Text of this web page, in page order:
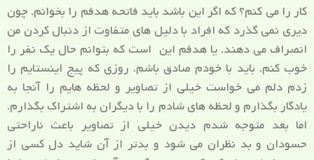
کار را می کنم؟ که اگر این باشد باید فاتحه هدفم را بخوانم. چون
دیری نمی گذرد که افراد با دلیل های متفاوت از دنبال کردن من
انصراف می دهند. یا هدفم این است که بتوانم حال یک نفر را
خوب کنم. باید با خودم صادق باشم. روزی که پیج اینستایم را
زدم دلم می خواست خیلی از تصاویر و لحظه هایم را آنجا به
یادگار بگذارم و لحظه های شادم را با دیگران به اشتراک بگذارم.
اما بعد متوجه شدم دیدن خیلی از تصاویر باعث ناراحتی
حسودان و بد نظران می شود و بدتر از آن شاید دل کسی از